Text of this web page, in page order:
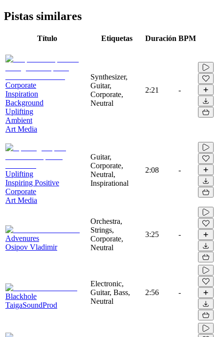
Pistas similares
Título Etiquetas Duración BPM
Corporate
Inspiration
Background
Uplifting
Ambient
Art Media
Synthesizer,
Guitar,
Corporate,
Neutral
2:21 -
Uplifting
Inspiring Positive
Corporate
Art Media
Guitar,
Corporate,
Neutral,
Inspirational
2:08 -
Advenures
Osipov Vladimir
Orchestra,
Strings,
Corporate,
Neutral
3:25 -
Blackhole
TaigaSoundProd
Electronic,
Guitar, Bass,
Neutral
2:56 -